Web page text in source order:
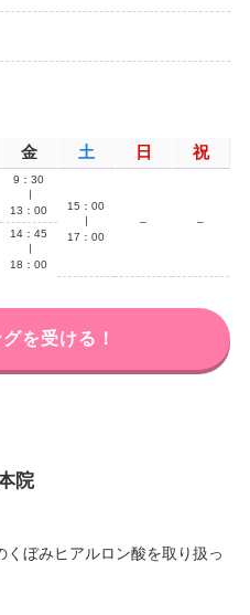
金 土 日 祝
9：30
13：00
15：00
17：00
–
–
14：45
18：00
を受ける！
院
ぼみヒアルロン酸を取り扱っ